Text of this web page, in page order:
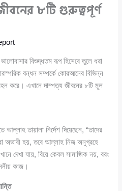
৮টি গুরুত্বপূর্ণ
বিশুদ্ধতম রূপ হিসেবে তুলে ধরা
বন্ধন সম্পর্কে কোরআনের বিভিন্ন
করে। এখানে দাম্পত্য জীবনের ৮টি মূল
তায়ালা নির্দেশ দিয়েছেন, “তাদের
অভাবী হয়, তবে আল্লাহ নিজ অনুগ্রহে
দেখা যায়, বিয়ে কেবল সামাজিক নয়, বরং
কাজ।